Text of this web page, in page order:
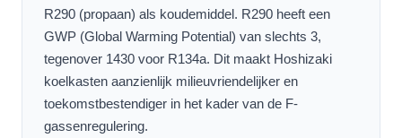
R290 (propaan) als koudemiddel. R290 heeft een
GWP (Global Warming Potential) van slechts 3,
tegenover 1430 voor R134a. Dit maakt Hoshizaki
koelkasten aanzienlijk milieuvriendelijker en
toekomstbestendiger in het kader van de F-
gassenregulering.